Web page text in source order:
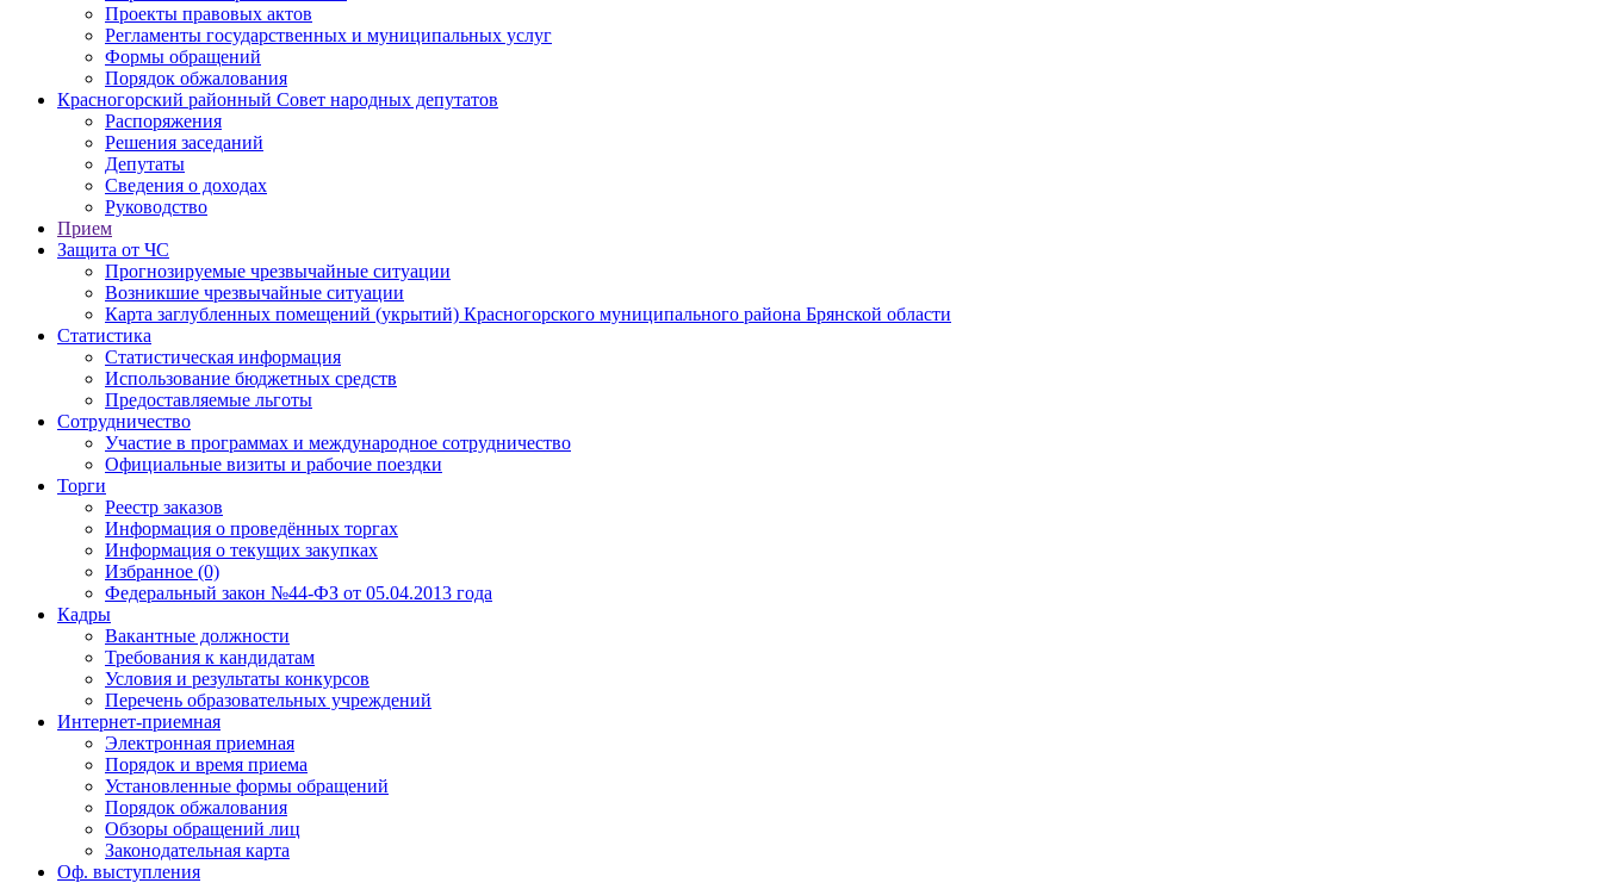
Проекты правовых актов
Регламенты государственных и муниципальных услуг
Формы обращений
Порядок обжалования
Красногорский районный Совет народных депутатов
Распоряжения
Решения заседаний
Депутаты
Сведения о доходах
Руководство
Прием
Защита от ЧС
Прогнозируемые чрезвычайные ситуации
Возникшие чрезвычайные ситуации
Карта заглубленных помещений (укрытий) Красногорского муниципального района Брянской области
Статистика
Статистическая информация
Использование бюджетных средств
Предоставляемые льготы
Сотрудничество
Участие в программах и международное сотрудничество
Официальные визиты и рабочие поездки
Торги
Реестр заказов
Информация о проведённых торгах
Информация о текущих закупках
Избранное (0)
Федеральный закон №44-ФЗ от 05.04.2013 года
Кадры
Вакантные должности
Требования к кандидатам
Условия и результаты конкурсов
Перечень образовательных учреждений
Интернет-приемная
Электронная приемная
Порядок и время приема
Установленные формы обращений
Порядок обжалования
Обзоры обращений лиц
Законодательная карта
Оф. выступления